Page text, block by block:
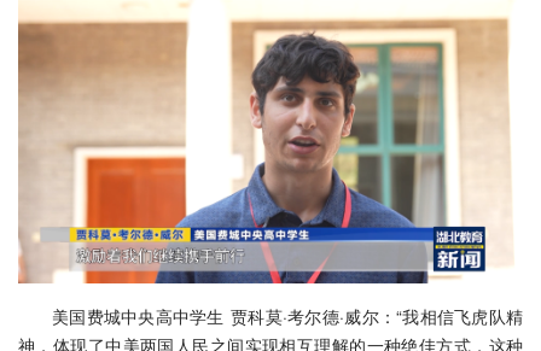
美国费城中央高中学生 贾科莫·考尔德·威尔：“我相信飞虎队精
神，体现了中美两国人民之间实现相互理解的一种绝佳方式，这种